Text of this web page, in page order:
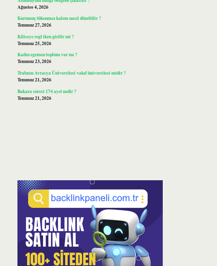
Ağustos 4, 2026
Kurumuş tükenmez kalem nasıl düzeltilir ?
Temmuz 27, 2026
Kiliseye regl iken girilir mi ?
Temmuz 25, 2026
Kadın egemen toplum var mı ?
Temmuz 23, 2026
Trabzon Avrasya Üniversitesi vakıf üniversitesi midir ?
Temmuz 21, 2026
Bakara suresi 174 ayet nedir ?
Temmuz 21, 2026